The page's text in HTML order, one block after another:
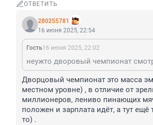
ОТВЕТИТЬ
280255781
16 июня 2025, 22:54
Гость16 июня 2025, 22:02
Дворцовый чемпионат это масса
местном уровне) , в отличие от
миллионеров, лениво пинающих
положен и зарплата идёт, а тут ещё
то) .